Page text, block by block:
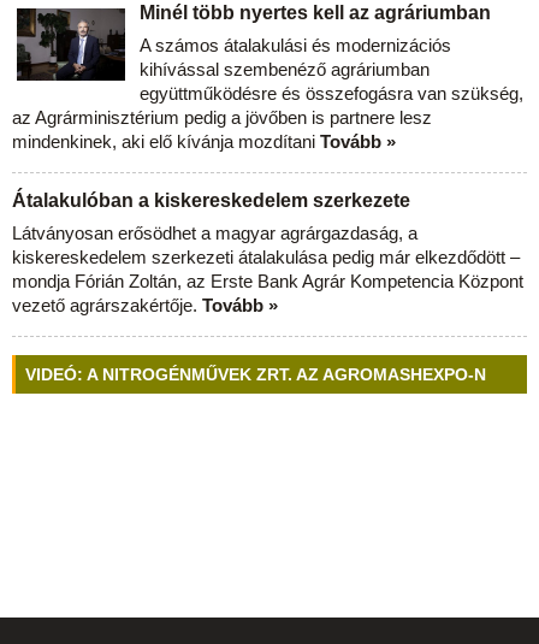
Minél több nyertes kell az agráriumban
A számos átalakulási és modernizációs
kihívással szembenéző agráriumban
együttműködésre és összefogásra van szükség,
az Agrárminisztérium pedig a jövőben is partnere lesz
mindenkinek, aki elő kívánja mozdítani Tovább »
Átalakulóban a kiskereskedelem szerkezete
Látványosan erősödhet a magyar agrárgazdaság, a
kiskereskedelem szerkezeti átalakulása pedig már elkezdődött –
mondja Fórián Zoltán, az Erste Bank Agrár Kompetencia Központ
vezető agrárszakértője. Tovább »
VIDEÓ: A NITROGÉNMŰVEK ZRT. AZ AGROMASHEXPO-N